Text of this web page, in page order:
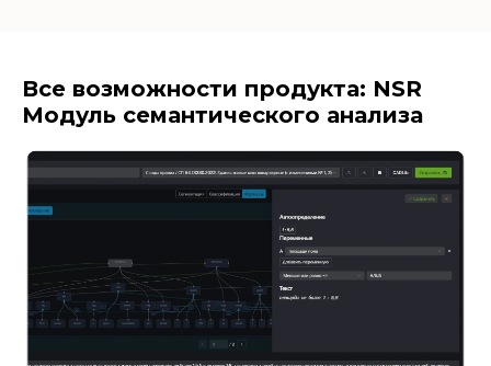
Все возможности продукта: NSR
Модуль семантического анализа